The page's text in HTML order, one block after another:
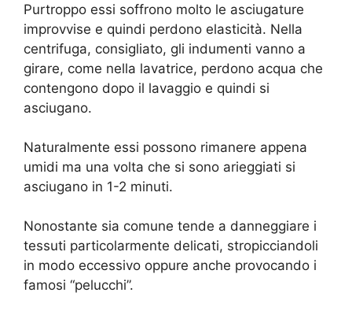
Purtroppo essi soffrono molto le asciugature
improvvise e quindi perdono elasticità. Nella
centrifuga, consigliato, gli indumenti vanno a
girare, come nella lavatrice, perdono acqua che
contengono dopo il lavaggio e quindi si
asciugano.
Naturalmente essi possono rimanere appena
umidi ma una volta che si sono arieggiati si
asciugano in 1-2 minuti.
Nonostante sia comune tende a danneggiare i
tessuti particolarmente delicati, stropicciandoli
in modo eccessivo oppure anche provocando i
famosi “pelucchi”.